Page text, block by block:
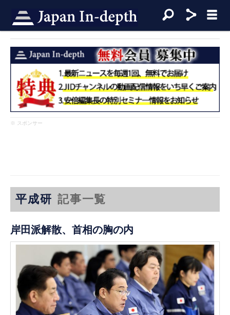
※ スポンサー
平成研 記事一覧
岸田派解散、首相の胸の内